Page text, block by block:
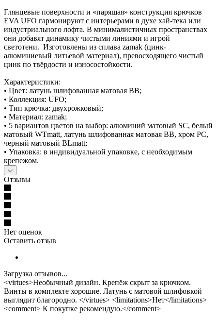
Глянцевые поверхности и «парящая» конструкция крючков
EVA UFO гармонируют с интерьерами в духе хай-тека или
индустриального лофта. В минималистичных пространствах
они добавят динамику чистыми линиями и игрой
светотени. Изготовлены из сплава zamak (цинк-
алюминиевый литьевой материал), превосходящего чистый
цинк по твёрдости и износостойкости.
Характеристики:
• Цвет: латунь шлифованная матовая BB;
• Коллекция: UFO;
• Тип крючка: двухрожковый;
• Материал: zamak;
• 5 вариантов цветов на выбор: алюминий матовый SC, белый
матовый WTmatt, латунь шлифованная матовая BB, хром PC,
черный матовый BLmatt;
• Упаковка: в индивидуальной упаковке, с необходимым
крепежом.
Отзывы
Нет оценок
Оставить отзыв
Загрузка отзывов...
<virtues>Необычный дизайн. Крепёж скрыт за крючком.
Винты в комплекте хорошие. Латунь с матовой шлифовкой
выглядит благородно. </virtues> <limitations>Нет</limitations>
<comment> К покупке рекомендую.</comment>